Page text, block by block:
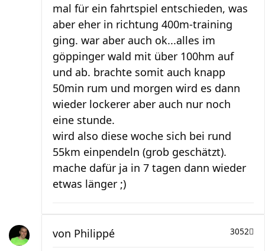
mal für ein fahrtspiel entschieden, was
aber eher in richtung 400m-training
ging. war aber auch ok...alles im
göppinger wald mit über 100hm auf
und ab. brachte somit auch knapp
50min rum und morgen wird es dann
wieder lockerer aber auch nur noch
eine stunde.
wird also diese woche sich bei rund
55km einpendeln (grob geschätzt).
mache dafür ja in 7 tagen dann wieder
etwas länger ;)
3052
von Philippé